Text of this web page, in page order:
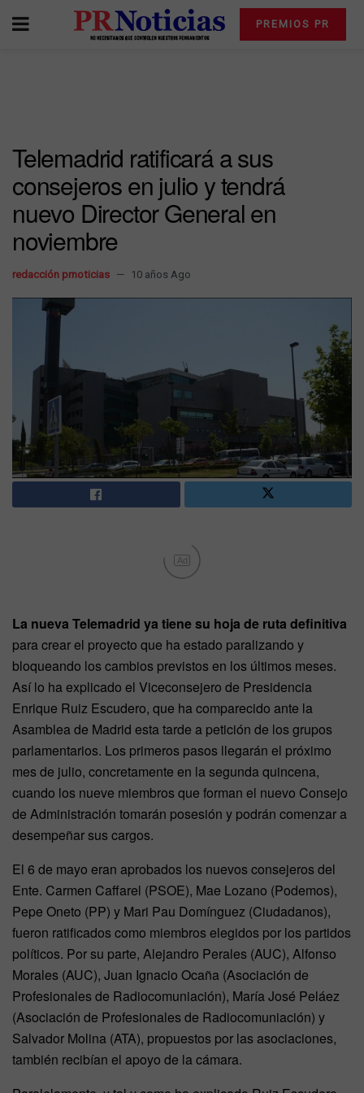
PREMIOS PR
Telemadrid ratificará a sus
consejeros en julio y tendrá
nuevo Director General en
noviembre
redacción prnoticias 10 años Ago
Ad
La nueva Telemadrid ya tiene su hoja de ruta definitiva
para crear el proyecto que ha estado paralizando y
bloqueando los cambios previstos en los últimos meses.
Así lo ha explicado el Viceconsejero de Presidencia
Enrique Ruiz Escudero, que ha comparecido ante la
Asamblea de Madrid esta tarde a petición de los grupos
parlamentarios. Los primeros pasos llegarán el próximo
mes de julio, concretamente en la segunda quincena,
cuando los nueve miembros que forman el nuevo Consejo
de Administración tomarán posesión y podrán comenzar a
desempeñar sus cargos.
El 6 de mayo eran aprobados los nuevos consejeros del
Ente. Carmen Caffarel (PSOE), Mae Lozano (Podemos),
Pepe Oneto (PP) y Mari Pau Domínguez (Ciudadanos),
fueron ratificados como miembros elegidos por los partidos
políticos. Por su parte, Alejandro Perales (AUC), Alfonso
Morales (AUC), Juan Ignacio Ocaña (Asociación de
Profesionales de Radiocomuniación), María José Peláez
(Asociación de Profesionales de Radiocomuniación) y
Salvador Molina (ATA), propuestos por las asociaciones,
también recibían el apoyo de la cámara.